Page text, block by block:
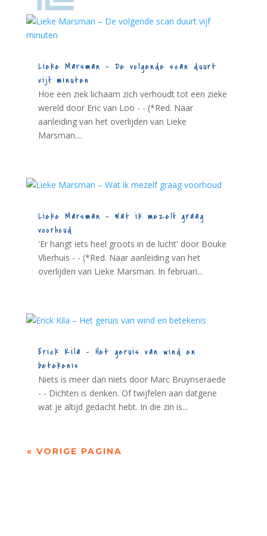
Lieke Marsman – De volgende scan duurt
vijf minuten
Hoe een ziek lichaam zich verhoudt tot een zieke
wereld door Eric van Loo - - (*Red. Naar
aanleiding van het overlijden van Lieke
Marsman....
Lieke Marsman – Wat ik mezelf graag
voorhoud
'Er hangt iets heel groots in de lucht' door Bouke
Vlierhuis - - (*Red. Naar aanleiding van het
overlijden van Lieke Marsman. In februari...
Erick Kila – Het geruis van wind en
betekenis
Niets is meer dan niets door Marc Bruynseraede
- - Dichten is denken. Of twijfelen aan datgene
wat je altijd gedacht hebt. In die zin is...
« VORIGE PAGINA